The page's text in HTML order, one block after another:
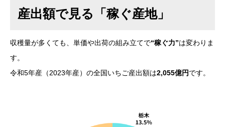
産出額で見る「稼ぐ産地」
収穫量が多くても、単価や出荷の組み立てで“稼ぐ力”は変わりま
す。
令和5年産（2023年産）の全国いちご産出額は2,055億円です。